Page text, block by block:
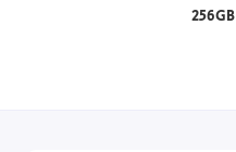
256GB